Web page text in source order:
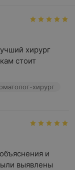
хирург
стоит
хирург
и
выявлены